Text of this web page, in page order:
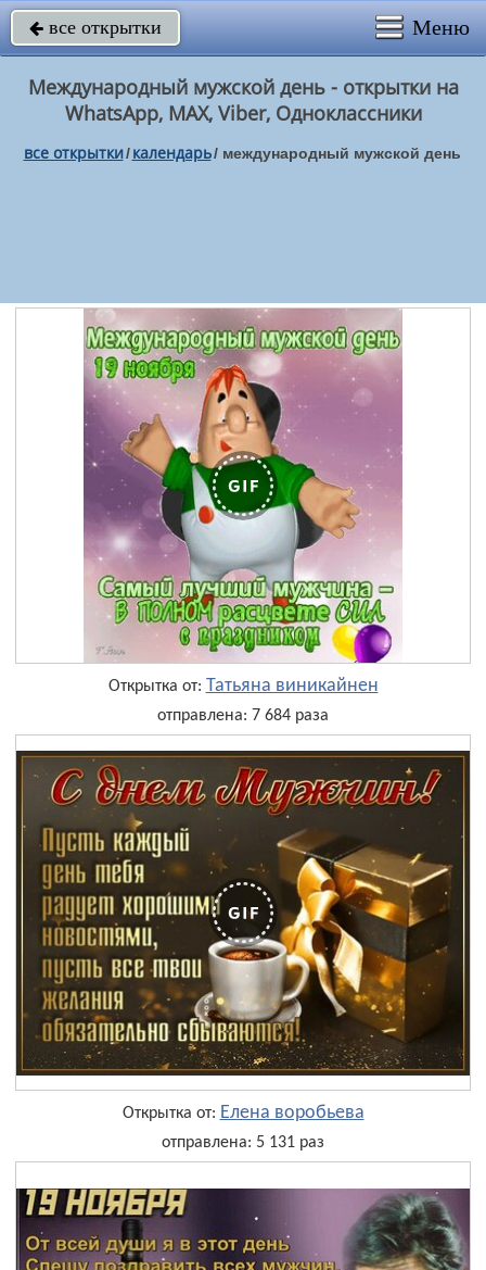
 все открытки Меню
Международный мужской день - открытки на
WhatsApp, MAX, Viber, Одноклассники
все открытки/ календарь/ международный мужской день
Открытка от: Татьяна виникайнен
отправлена: 7 684 раза
Открытка от: Елена воробьева
отправлена: 5 131 раз